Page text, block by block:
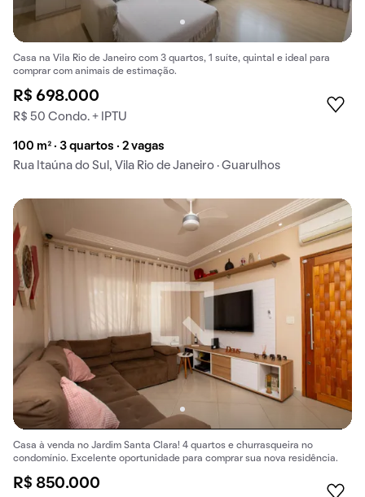
Casa na Vila Rio de Janeiro com 3 quartos, 1 suíte, quintal e ideal para
comprar com animais de estimação.
R$ 698.000
R$ 50 Condo. + IPTU
100 m² · 3 quartos · 2 vagas
Rua Itaúna do Sul, Vila Rio de Janeiro · Guarulhos
Casa à venda no Jardim Santa Clara! 4 quartos e churrasqueira no
condomínio. Excelente oportunidade para comprar sua nova residência.
R$ 850.000